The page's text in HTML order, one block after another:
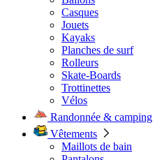
Casques
Jouets
Kayaks
Planches de surf
Rolleurs
Skate-Boards
Trottinettes
Vélos
Randonnée & camping
Vêtements
Maillots de bain